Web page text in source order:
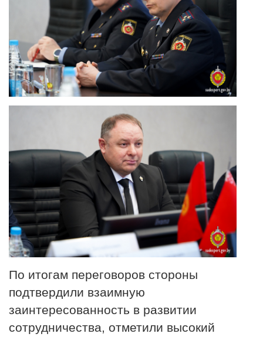
По итогам переговоров стороны
подтвердили взаимную
заинтересованность в развитии
сотрудничества, отметили высокий